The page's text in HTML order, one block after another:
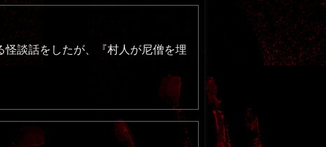
談話をしたが、『村人が尼僧を埋